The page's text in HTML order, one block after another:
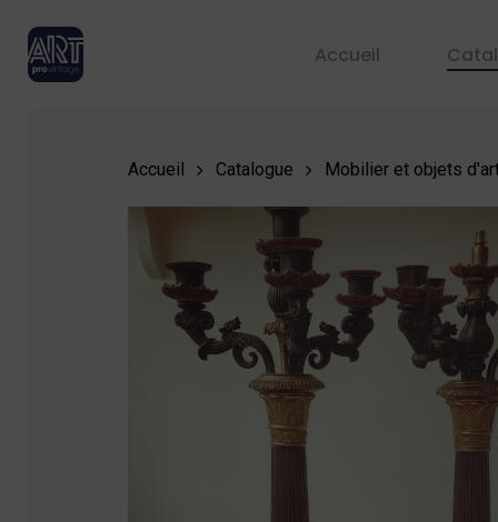
main
Accueil
Accueil Catalogue Mobilier et objets